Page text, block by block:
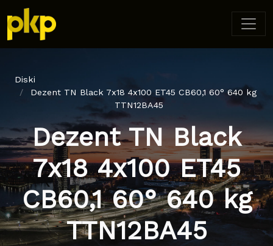
Diski
Dezent TN Black 7x18 4x100 ET45 CB60,1 60° 640 kg
TTN12BA45
Dezent TN Black
7x18 4x100 ET45
CB60,1 60° 640 kg
TTN12BA45